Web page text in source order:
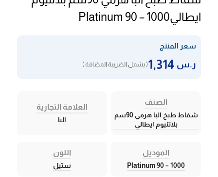
ايطاليPlatinum 90 – 1000
سعر المنتج
ر.س ( يشمل الضريبة المضافة )
الصنف
شفاط طبخ البا هرمي 90سم
بلاتنيوم ايطالي
العلامة التجارية
البا
الموديل
Platinum 90 – 1000
اللون
ستيل